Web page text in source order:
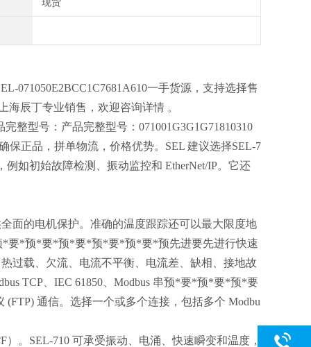
071050E2BCC1C7681A610一手货源，支持选择售
海辰丁专业销售，欢迎咨询详情 。
整型号：产品完整型号：071001G3G1G71810310
保正品，拼单物流，价格优势。SEL 建议选择SEL-7
如初始故障检测、振动监控和 EtherNet/IP。它还
面的电机保护。准确的温度跟踪还可以最大限度地
*要*预*要*预*要*预*要*预*要*预先进要先进行快速
过载、欠流、电流不平衡、电流差、缺相、接地故
TCP、IEC 61850、Modbus 串预*要*预*要*预*要
通信。选择一个或多个连接，包括多个 Modbu
）。SEL-710 可承受振动、电涌、快速瞬变和温度，